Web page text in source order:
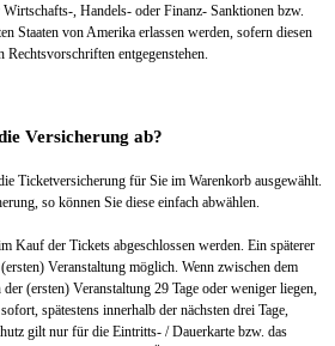
, Handels- oder Finanz- Sanktionen bzw.
Staaten von Amerika erlassen werden, sofern diesen
Rechtsvorschriften entgegenstehen.
Versicherung ab?
Ticketversicherung für Sie im Warenkorb ausgewählt.
so können Sie diese einfach abwählen.
Kauf der Tickets abgeschlossen werden. Ein späterer
Veranstaltung möglich. Wenn zwischen dem
(ersten) Veranstaltung 29 Tage oder weniger liegen,
spätestens innerhalb der nächsten drei Tage,
gilt nur für die Eintritts- / Dauerkarte bzw. das